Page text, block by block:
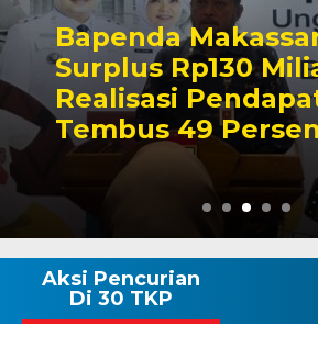
Bapenda
Surplus Rp130
Realisasi
Tembus 49 Persen
Aksi Pencurian
Di 30 TKP